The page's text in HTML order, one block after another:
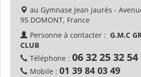
au Gymnase Jean jaurès -
95 DOMONT, France
Personne à contacter : G.M.C
CLUB
Téléphone : 06 32 25 32 54
Mobile : 01 39 84 03 49